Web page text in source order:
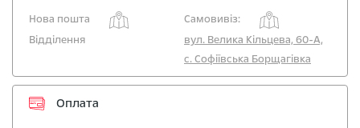
Нова пошта
Самовивіз:
Відділення
вул. Велика Кільцева, 60-А,
с. Софіївська Борщагівка
Оплата